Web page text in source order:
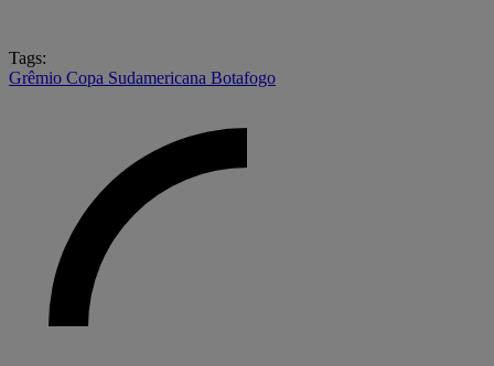
Tags:
Grêmio Copa Sudamericana Botafogo